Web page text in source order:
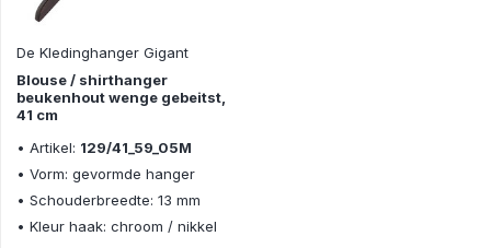
De Kledinghanger Gigant
Blouse / shirthanger
beukenhout wenge gebeitst,
41 cm
• Artikel: 129/41_59_05M
• Vorm: gevormde hanger
• Schouderbreedte: 13 mm
• Kleur haak: chroom / nikkel